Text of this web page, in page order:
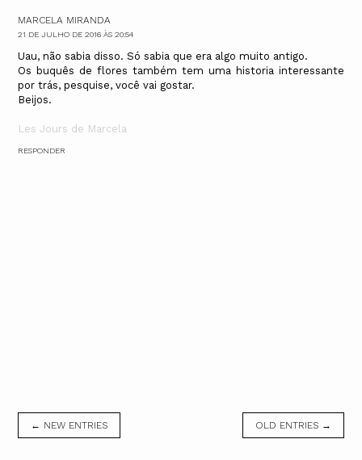
MARCELA MIRANDA
21 DE JULHO DE 2016 ÀS 20:54
Uau, não sabia disso. Só sabia que era algo muito antigo.
Os buquês de flores também tem uma historia interessante
por trás, pesquise, você vai gostar.
Beijos.
Les Jours de Marcela
RESPONDER
← NEW ENTRIES OLD ENTRIES →